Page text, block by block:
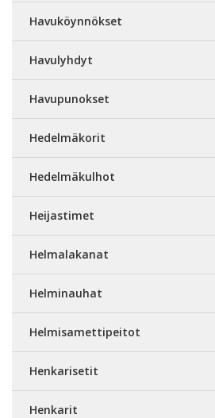
Havuköynnökset
Havulyhdyt
Havupunokset
Hedelmäkorit
Hedelmäkulhot
Heijastimet
Helmalakanat
Helminauhat
Helmisamettipeitot
Henkarisetit
Henkarit